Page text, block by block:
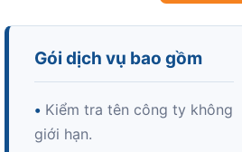
Gói dịch vụ bao gồm
• Kiểm tra tên công ty không
giới hạn.